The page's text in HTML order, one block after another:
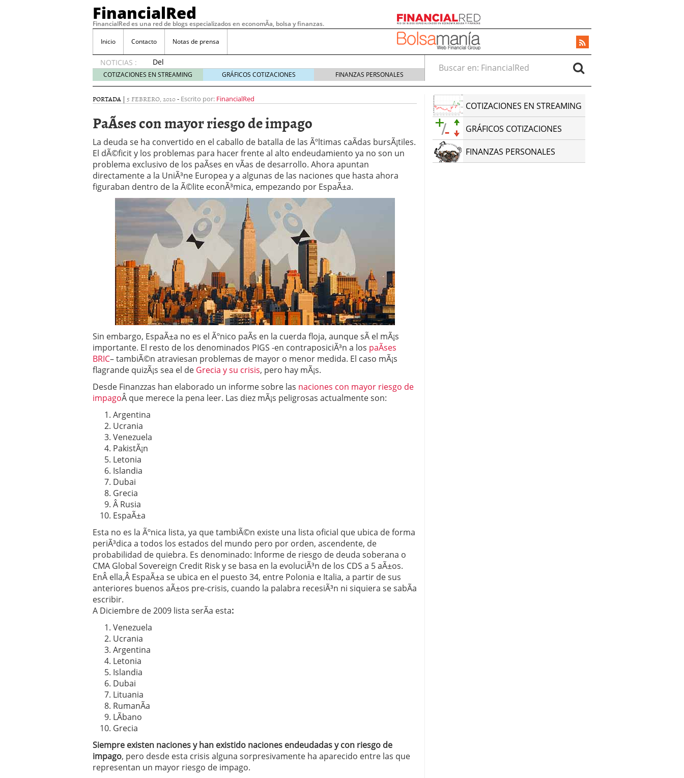
FinancialRed
FinancialRed es una red de blogs especializados en economÃ­a, bolsa y finanzas.
Inicio Contacto Notas de prensa
NOTICIAS :
Del
depósito
a la
cómo
cambiando
gestión
del
ahorro
en
España
Seguros de convenio en pymes: la obligación que muchas empresas
descubren cuando ya es demasiado tarde 20/07/2026
ReseÃ±a de SIFX: Lo Que Deben Saber los Traders Mexicanos Antes de
Operar
29/06/2026
Crear empresa online vs proceso tradicional: ventajas reales para pymes
29/05/2026
CÃ³mo afrontar una baja mÃ©dica cuando trabajas por cuenta propia
26/05/2026
COTIZACIONES EN STREAMING GRÁFICOS COTIZACIONES FINANZAS PERSONALES
Buscar en:
PORTADA | 5 FEBRERO, 2010- Escrito por: FinancialRed
PaÃ­ses con mayor riesgo de impago
La deuda se ha convertido en el caballo de batalla de las Ãºltimas caÃ­das bursÃ¡tiles.
El dÃ©ficit y los problemas para hacer frente al alto endeudamiento ya no son un
problema exclusivo de los paÃ­ses en vÃ­as de desarrollo. Ahora apuntan
directamente a la UniÃ³ne Europea y a algunas de las naciones que hasta ahora
figuraban dentro de la Ã©lite econÃ³mica, empezando por EspaÃ±a.
Sin embargo, EspaÃ±a no es el Ãºnico paÃ­s en la cuerda floja, aunque sÃ­ el mÃ¡s
importante. El resto de los denominados PIGS -en contraposiciÃ³n a los paÃ­ses
BRIC– tambiÃ©n atraviesan problemas de mayor o menor medida. El caso mÃ¡s
flagrande quizÃ¡s sea el de Grecia y su crisis, pero hay mÃ¡s.
Desde Finanzzas han elaborado un informe sobre las naciones con mayor riesgo de
impagoÂ que merece la pena leer. Las diez mÃ¡s peligrosas actualmente son:
Argentina
Ucrania
Venezuela
PakistÃ¡n
Letonia
Islandia
Dubai
Grecia
Â Rusia
EspaÃ±a
Esta no es la Ãºnica lista, ya que tambiÃ©n existe una lista oficial que ubica de forma
periÃ³dica a todos los estados del mundo pero por orden, ascendente, de
probabilidad de quiebra. Es denominado: Informe de riesgo de deuda soberana o
CMA Global Sovereign Credit Risk y se basa en la evoluciÃ³n de los CDS a 5 aÃ±os.
EnÂ ella,Â EspaÃ±a se ubica en el puesto 34, entre Polonia e Italia, a partir de sus
anteriores buenos aÃ±os pre-crisis, cuando la palabra recesiÃ³n ni siquiera se sabÃ­a
escribir.
A Diciembre de 2009 lista serÃ­a esta:
Venezuela
Ucrania
Argentina
Letonia
Islandia
Dubai
Lituania
RumanÃ­a
LÃ­bano
Grecia
Siempre existen naciones y han existido naciones endeudadas y con riesgo de
impago, pero desde esta crisis alguna sorpresivamente ha aparecido entre las que
representan un mayor riesgo de impago.
COTIZACIONES EN STREAMING
GRÁFICOS COTIZACIONES
FINANZAS PERSONALES